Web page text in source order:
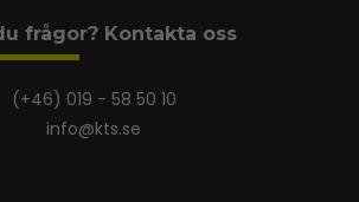
frågor? Kontakta oss
(+46) 019 - 58 50 10
info@kts.se